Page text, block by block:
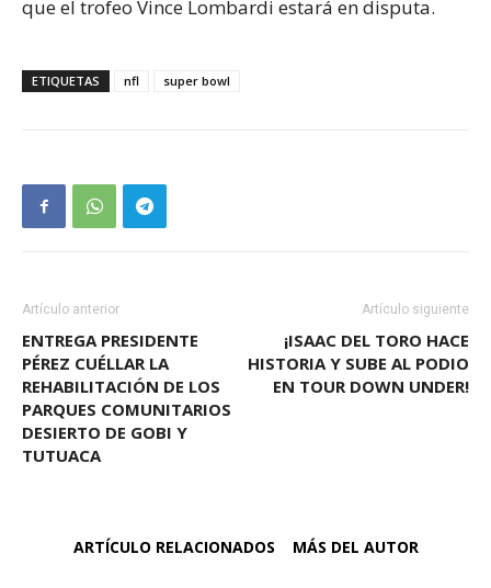
que el trofeo Vince Lombardi estará en disputa.
ETIQUETAS nfl super bowl
Artículo anterior
ENTREGA PRESIDENTE
PÉREZ CUÉLLAR LA
REHABILITACIÓN DE LOS
PARQUES COMUNITARIOS
DESIERTO DE GOBI Y
TUTUACA
Artículo siguiente
¡ISAAC DEL TORO HACE
HISTORIA Y SUBE AL PODIO
EN TOUR DOWN UNDER!
ARTÍCULO RELACIONADOS MÁS DEL AUTOR